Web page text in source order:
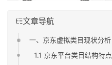
文章导航
一、京东虚拟类目现状分析
1.1 京东平台类目结构特点